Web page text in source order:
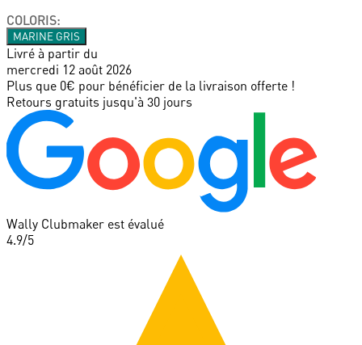
COLORIS:
MARINE GRIS
Livré à partir du
mercredi 12 août 2026
Plus que 0€ pour bénéficier de la livraison offerte !
Retours gratuits jusqu'à 30 jours
Wally Clubmaker est évalué
4.9/5